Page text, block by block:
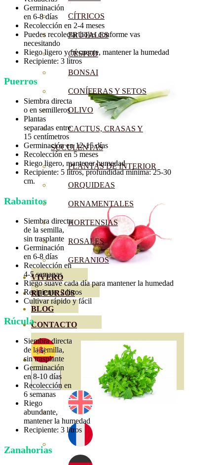
CÍTRICOS
FRUTALES
CÉSPED
BONSAI
CONÍFERAS Y SETOS
OLIVO
CACTUS, CRASAS Y
SUCULENTAS
PLANTAS DE INTERIOR
ORQUIDEAS
ORNAMENTALES
HORTENSIAS
ROSALES
GERANIOS
VIVERO
RECURSOS
BLOG
CONTACTO
Germinación
en 6-8 días
Recolección en 2-4 meses
Puedes recolectar hojas conforme vas
necesitando
Riego ligero y frecuente, mantener la humedad
Recipiente: 3 litros
Puerros
Siembra directa
o en semilleros
Plantas
separadas entre
15 centímetros
Germinación en 12-15 días
Recolección en 5 meses
Riego ligero, mantener humedad
Recipiente: 5 litros, profundidad mínima: 25-30
cm.
Rabanitos
Siembra directa
de la semilla,
sin trasplante
Germinación
en 6-8 días
Recolección en
4-5 semanas
Riego suave cada día para mantener la humedad
Recipiente: 2 litros
Cultivar rápido y fácil
Rúcula
Siembra directa
de la semilla,
sin trasplante
Germinación
en 8-10 días
Recolección en
6 semanas
Riego
abundante,
mantener la humedad
Recipiente: 3 litros
Zanahorias